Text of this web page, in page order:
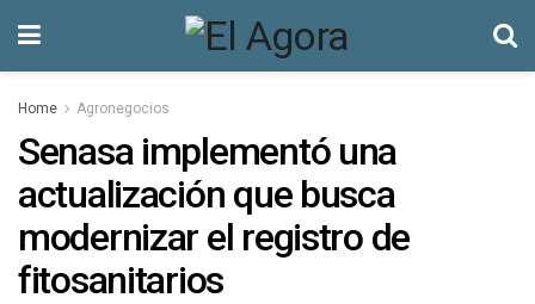
Home Agronegocios
Senasa implementó una
actualización que busca
modernizar el registro de
fitosanitarios